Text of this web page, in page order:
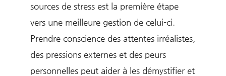
sources de stress est la première étape
vers une meilleure gestion de celui-ci.
Prendre conscience des attentes irréalistes,
des pressions externes et des peurs
personnelles peut aider à les démystifier et